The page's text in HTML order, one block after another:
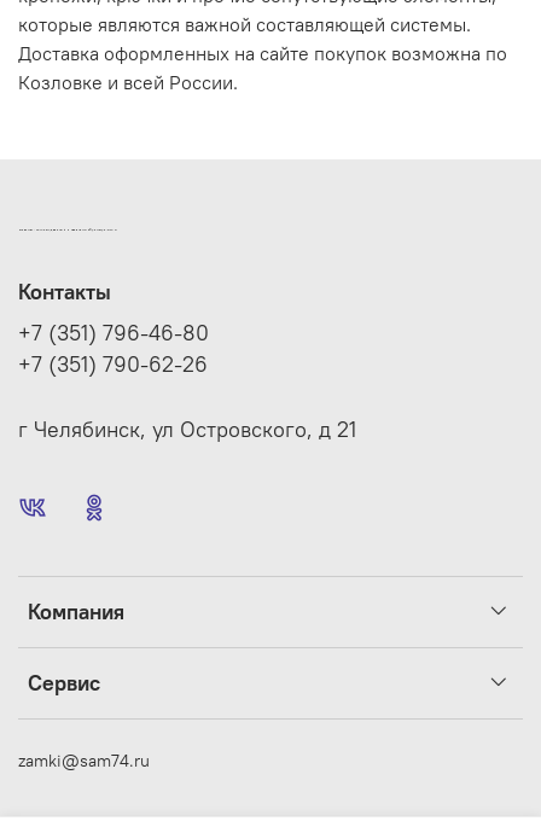
которые являются важной составляющей системы.
Доставка оформленных на сайте покупок возможна по
Козловке и всей России.
Компания
Сервис
Контакты
+7 (351) 796-46-80
+7 (351) 790-62-26
г Челябинск, ул Островского, д 21
zamki@sam74.ru